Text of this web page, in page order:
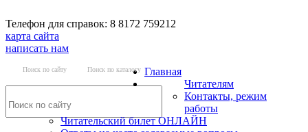
Телефон для справок: 8 8172 759212
карта сайта
написать нам
Поиск по сайту Поиск по каталогу Главная
Читателям
Контакты, режим
работы
Читательский билет ОНЛАЙН